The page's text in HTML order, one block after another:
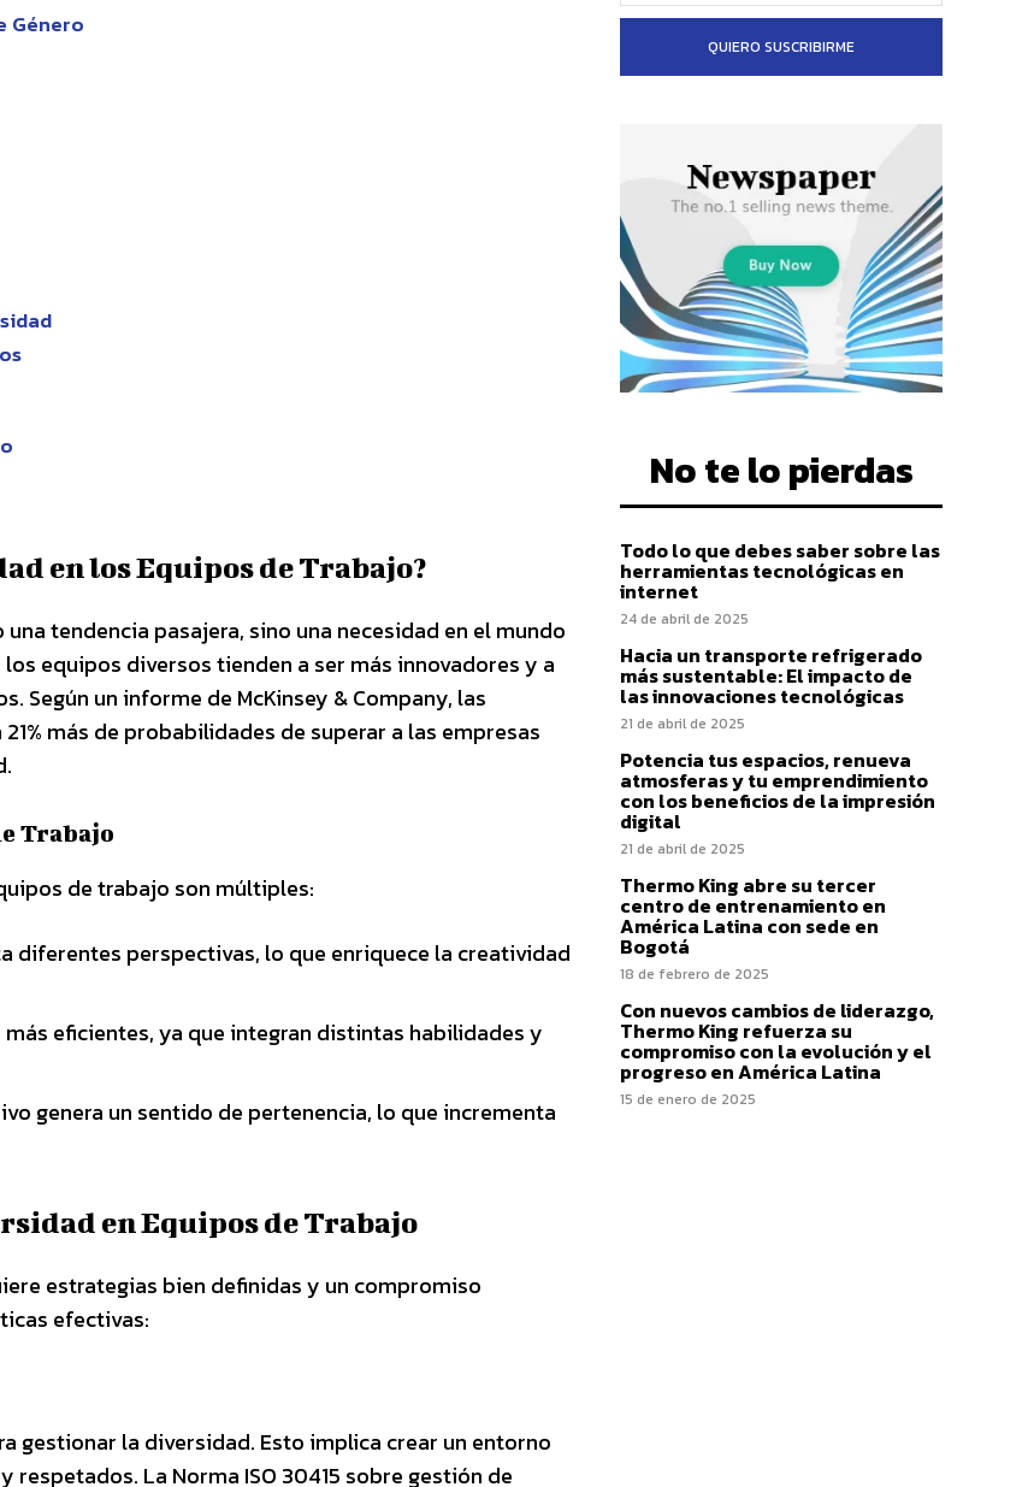
Género
en los Equipos de Trabajo?
tendencia pasajera, sino una necesidad en el mundo
equipos diversos tienden a ser más innovadores y a
Según un informe de McKinsey & Company, las
más de probabilidades de superar a las empresas
Trabajo
de trabajo son múltiples:
diferentes perspectivas, lo que enriquece la creatividad
eficientes, ya que integran distintas habilidades y
genera un sentido de pertenencia, lo que incrementa
en Equipos de Trabajo
estrategias bien definidas y un compromiso
efectivas:
gestionar la diversidad. Esto implica crear un entorno
La Norma ISO 30415 sobre gestión de
QUIERO SUSCRIBIRME
No te lo pierdas
Todo lo que debes saber sobre las
herramientas tecnológicas en
internet
24 de abril de 2025
Hacia un transporte refrigerado
más sustentable: El impacto de
las innovaciones tecnológicas
21 de abril de 2025
Potencia tus espacios, renueva
atmosferas y tu emprendimiento
con los beneficios de la impresión
digital
21 de abril de 2025
Thermo King abre su tercer
centro de entrenamiento en
América Latina con sede en
Bogotá
18 de febrero de 2025
Con nuevos cambios de liderazgo,
Thermo King refuerza su
compromiso con la evolución y el
progreso en América Latina
15 de enero de 2025